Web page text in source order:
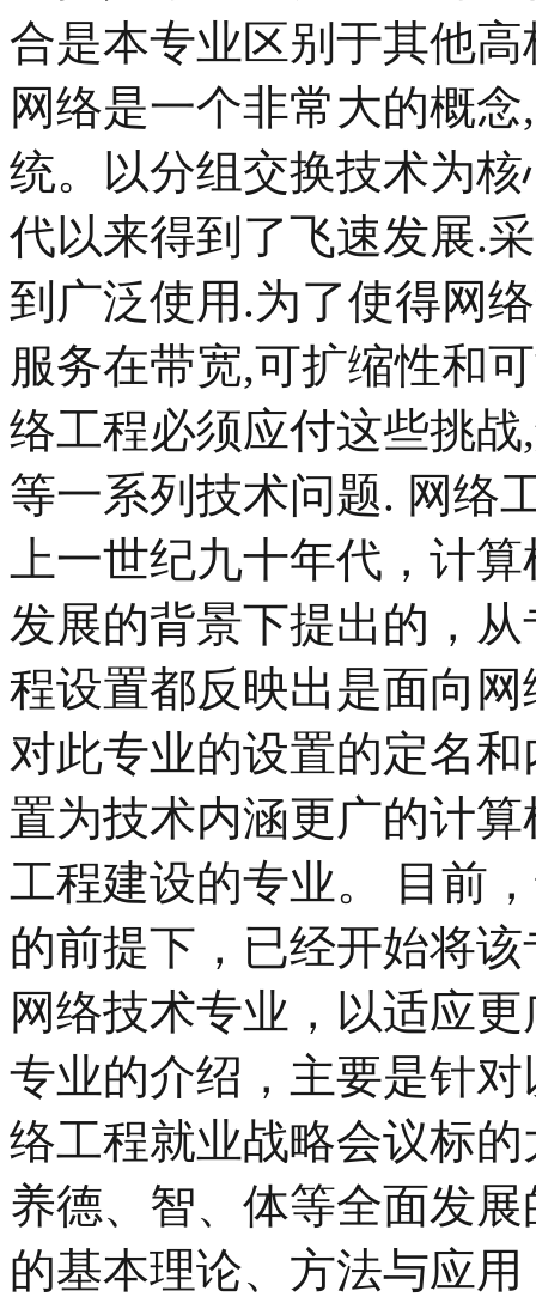
合是本专业区别于其他
网络是一个非常大的概
统。以分组交换技术为
代以来得到了飞速发展.
到广泛使用.为了使得网
服务在带宽,可扩缩性和
络工程必须应付这些挑
等一系列技术问题. 网络
上一世纪九十年代，计
发展的背景下提出的，
程设置都反映出是面向
对此专业的设置的定名
置为技术内涵更广的计
工程建设的专业。 目前
的前提下，已经开始将
网络技术专业，以适应
专业的介绍，主要是针
络工程就业战略会议标
养德、智、体等全面发
的基本理论、方法与应